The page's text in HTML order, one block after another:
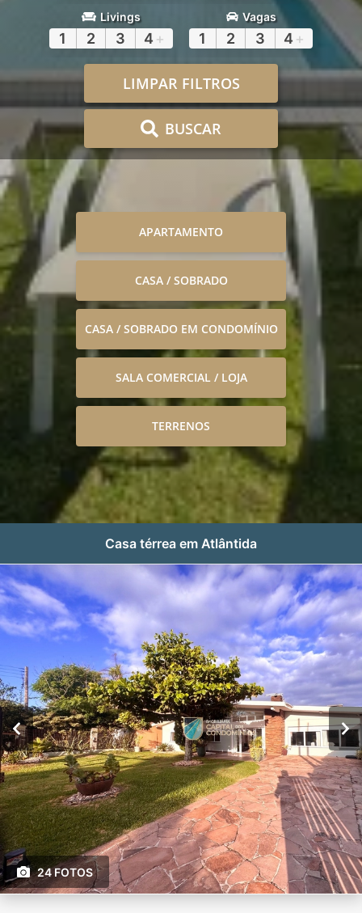
Livings
1 2 3 4 +
Vagas
1 2 3 4 +
LIMPAR FILTROS
BUSCAR
APARTAMENTO
CASA / SOBRADO
CASA / SOBRADO EM CONDOMÍNIO
SALA COMERCIAL / LOJA
TERRENOS
Casa térrea em Atlântida
24 FOTOS